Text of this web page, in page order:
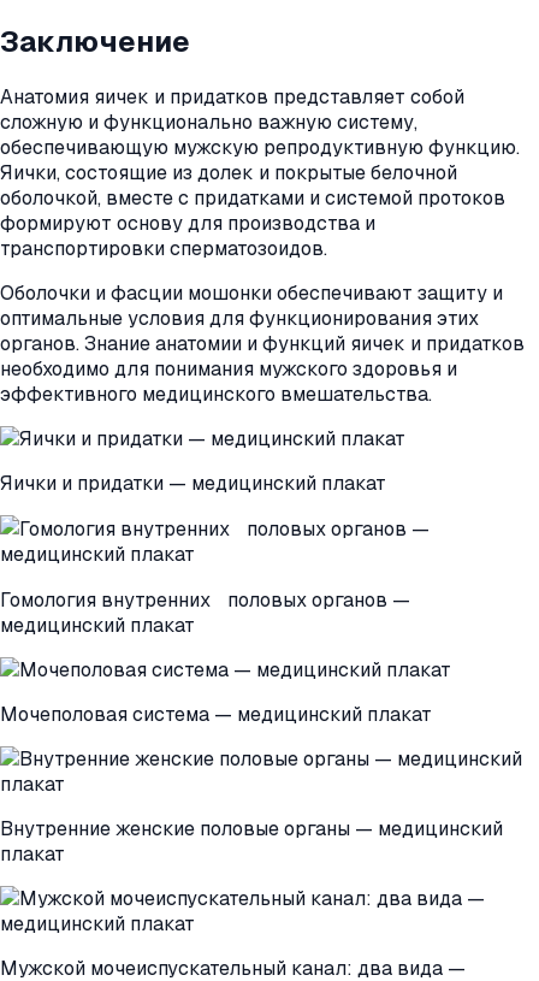
Заключение
Анатомия яичек и придатков представляет собой
сложную и функционально важную систему,
обеспечивающую мужскую репродуктивную функцию.
Яички, состоящие из долек и покрытые белочной
оболочкой, вместе с придатками и системой протоков
формируют основу для производства и
транспортировки сперматозоидов.
Оболочки и фасции мошонки обеспечивают защиту и
оптимальные условия для функционирования этих
органов. Знание анатомии и функций яичек и придатков
необходимо для понимания мужского здоровья и
эффективного медицинского вмешательства.
Яички и придатки — медицинский плакат
Гомология внутренних половых органов —
медицинский плакат
Мочеполовая система — медицинский плакат
Внутренние женские половые органы — медицинский
плакат
Мужской мочеиспускательный канал: два вида —